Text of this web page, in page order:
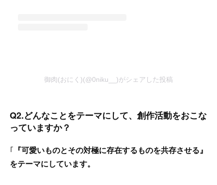
御肉(おにく)(@0niku__)がシェアした投稿
Q2.どんなことをテーマにして、創作活動をおこな
っていますか？
｢ 『可愛いものとその対極に存在するものを共存させる』
をテーマにしています。